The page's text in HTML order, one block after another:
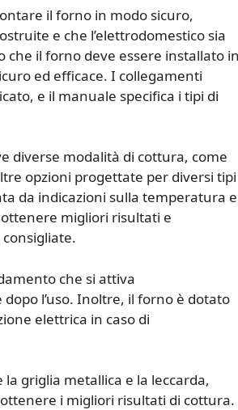
il forno in modo sicuro,
e che l’elettrodomestico sia
il forno deve essere installato in
ed efficace. I collegamenti
e il manuale specifica i tipi di
diverse modalità di cottura, come
opzioni progettate per diversi tipi
da indicazioni sulla temperatura e
migliori risultati e
che si attiva
l’uso. Inoltre, il forno è dotato
elettrica in caso di
la griglia metallica e la leccarda,
i migliori risultati di cottura.